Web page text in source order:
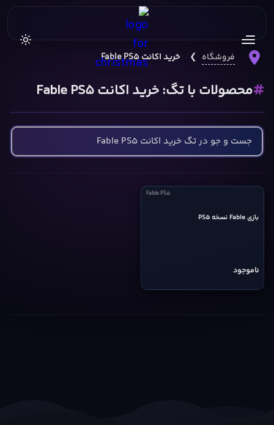
فروشگاه ❯ خرید اکانت Fable PS5
محصولات با تگ: خرید اکانت Fable PS5
Fable
cover
Fable PS5
بازی Fable نسخه PS5
ناموجود